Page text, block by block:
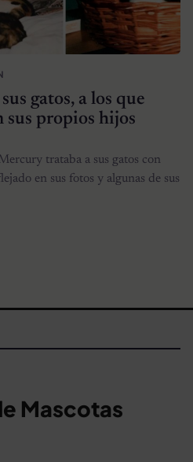
gatos, a los que
sus propios hijos
trataba a sus gatos con
en sus fotos y algunas de sus
Mascotas